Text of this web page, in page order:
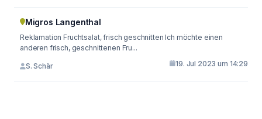
Migros Langenthal
Reklamation Fruchtsalat, frisch geschnitten Ich möchte einen
anderen frisch, geschnittenen Fru...
S. Schär 19. Jul 2023 um 14:29